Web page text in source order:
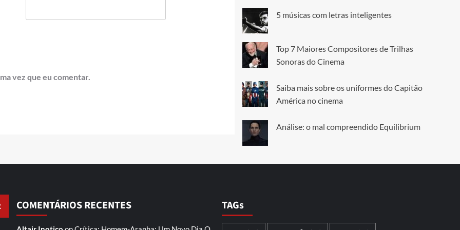
vez que eu comentar.
5 músicas com letras inteligentes
Top 7 Maiores Compositores de Trilhas
Sonoras do Cinema
Saiba mais sobre os uniformes do Capitão
América no cinema
Análise: o mal compreendido Equilibrium
COMENTÁRIOS RECENTES TAGs